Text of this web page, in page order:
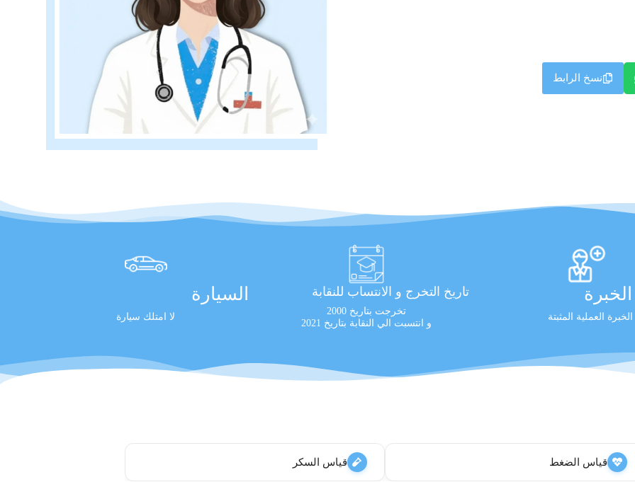
نسخ الرابط
تاريخ التخرج و الانتساب للنقابة
تخرجت بتاريخ 2000
و انتسبت الي النقابة بتاريخ 2021
السيارة
لا امتلك سيارة
قياس الضغط قياس السكر